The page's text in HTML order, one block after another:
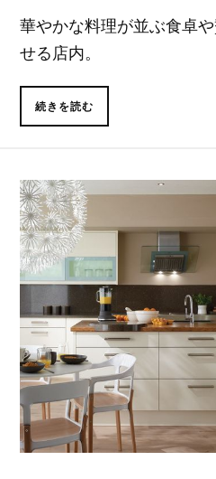
華やかな料理が並ぶ食卓
せる店内。
続きを読む